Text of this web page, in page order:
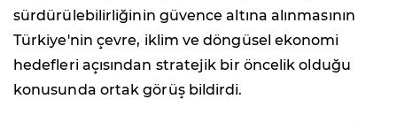
sürdürülebilirliğinin güvence altına alınmasının
Türkiye'nin çevre, iklim ve döngüsel ekonomi
hedefleri açısından stratejik bir öncelik olduğu
konusunda ortak görüş bildirdi.